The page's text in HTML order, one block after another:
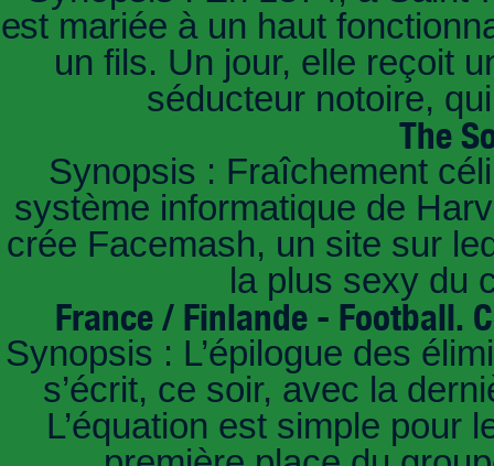
est mariée à un haut
un fils. Un jour, elle reçoit
séducteur notoire,
The
Synopsis : Fraîchement
système informatique de
crée Facemash, un site sur
la plus sexy du
France / Finlande - Football.
Synopsis : L’épilogue des
s’écrit, ce soir, avec la
L’équation est simple pour